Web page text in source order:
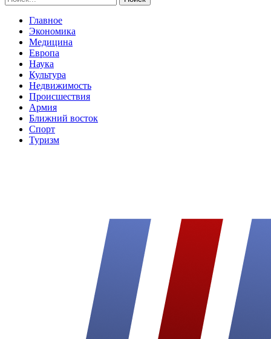
Главное
Экономика
Медицина
Европа
Наука
Культура
Недвижимость
Происшествия
Армия
Ближний восток
Спорт
Туризм